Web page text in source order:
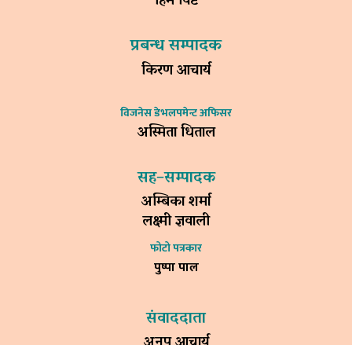
प्रबन्ध सम्पादक
किरण आचार्य
विजनेस डेभलपमेन्ट अफिसर
अस्मिता धिताल
सह–सम्पादक
अम्बिका शर्मा
लक्ष्मी ज्ञवाली
फोटो पत्रकार
पुष्पा पाल
संवाददाता